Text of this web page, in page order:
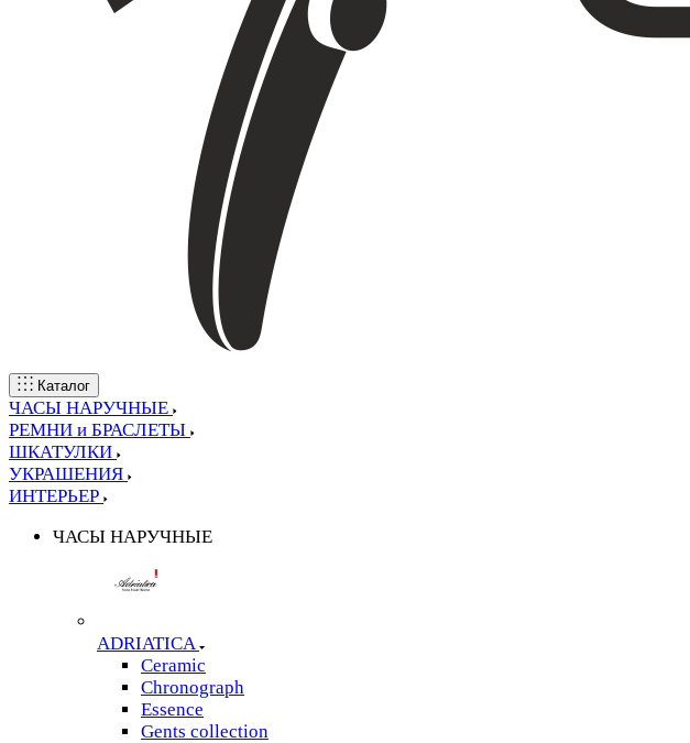
Каталог
ЧАСЫ НАРУЧНЫЕ
РЕМНИ и БРАСЛЕТЫ
ШКАТУЛКИ
УКРАШЕНИЯ
ИНТЕРЬЕР
ЧАСЫ НАРУЧНЫЕ
ADRIATICA
Ceramic
Chronograph
Essence
Gents collection